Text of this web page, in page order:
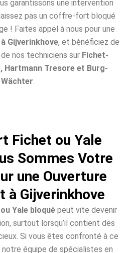
garantissons une intervention
pas un coffre-fort bloqué
! Faites appel à nous pour une
Gijverinkhove, et bénéficiez de
nos techniciens sur Fichet-
Hartmann Tresore et Burg-
Wächter.
Fichet ou Yale
Sommes Votre
une Ouverture
à Gijverinkhove
Yale bloquépeut vite devenir
surtout lorsqu’il contient des
Si vous êtes confronté à ce
équipe de spécialistes en